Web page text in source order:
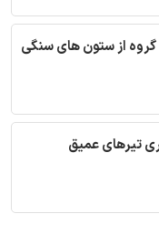
از ستون های سنگی
تیرهای عمیق